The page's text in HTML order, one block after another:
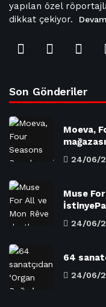
yapılan özel
dikkat çekiyor.
Son Gönderiler
Moeva,
24/06/
Muse
24/06/
64
24/06/